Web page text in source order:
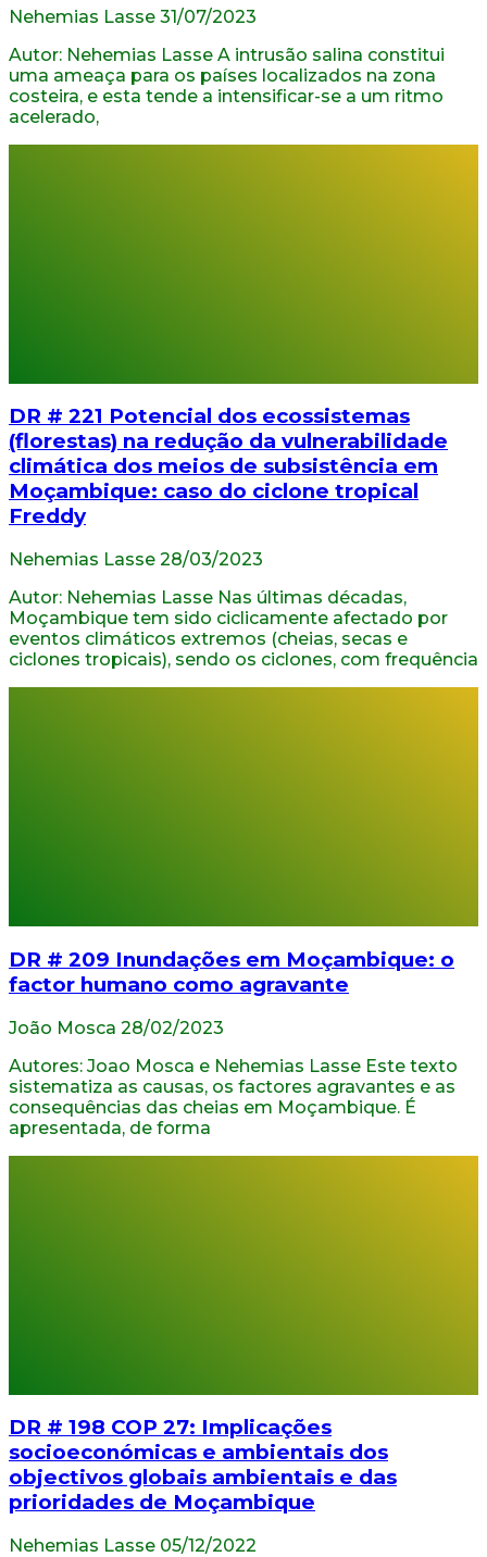
Nehemias Lasse 31/07/2023
Autor: Nehemias Lasse A intrusão salina constitui
uma ameaça para os países localizados na zona
costeira, e esta tende a intensificar-se a um ritmo
acelerado,
DR # 221 Potencial dos ecossistemas
(florestas) na redução da vulnerabilidade
climática dos meios de subsistência em
Moçambique: caso do ciclone tropical
Freddy
Nehemias Lasse 28/03/2023
Autor: Nehemias Lasse Nas últimas décadas,
Moçambique tem sido ciclicamente afectado por
eventos climáticos extremos (cheias, secas e
ciclones tropicais), sendo os ciclones, com frequência
DR # 209 Inundações em Moçambique: o
factor humano como agravante
João Mosca 28/02/2023
Autores: Joao Mosca e Nehemias Lasse Este texto
sistematiza as causas, os factores agravantes e as
consequências das cheias em Moçambique. É
apresentada, de forma
DR # 198 COP 27: Implicações
socioeconómicas e ambientais dos
objectivos globais ambientais e das
prioridades de Moçambique
Nehemias Lasse 05/12/2022